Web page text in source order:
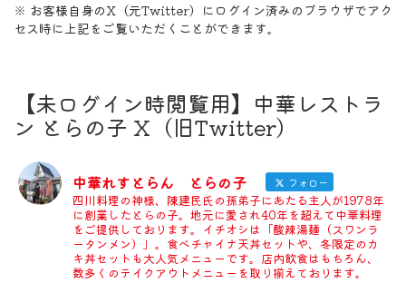
※ お客様自身のX（元Twitter）にログイン済みのブラウザでアク
セス時に上記をご覧いただくことができます。
【未ログイン時閲覧用】中華レストラ
ン とらの子 X（旧Twitter）
中華れすとらん とらの子 フォロー
四川料理の神様、陳建民氏の孫弟子にあたる主人が1978年
に創業したとらの子。地元に愛され40年を超えて中華料理
をご提供しております。イチオシは「酸辣湯麺（スワンラ
ータンメン）」。食べチャイナ天丼セットや、冬限定のカ
キ丼セットも大人気メニューです。店内飲食はもちろん、
数多くのテイクアウトメニューを取り揃えております。